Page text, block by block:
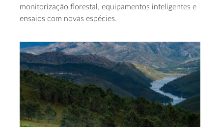
monitorização florestal, equipamentos inteligentes e
ensaios com novas espécies.